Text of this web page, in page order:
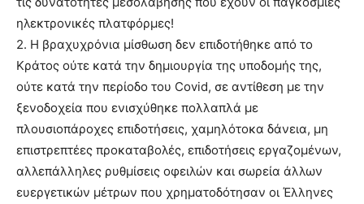
ηλεκτρονικές πλατφόρμες!
2. Η βραχυχρόνια μίσθωση δεν επιδοτήθηκε από το
Κράτος ούτε κατά την δημιουργία της υποδομής της,
ούτε κατά την περίοδο του Covid, σε αντίθεση με την
ξενοδοχεία που ενισχύθηκε πολλαπλά με
πλουσιοπάροχες επιδοτήσεις, χαμηλότοκα δάνεια, μη
επιστρεπτέες προκαταβολές, επιδοτήσεις εργαζομένων,
αλλεπάλληλες ρυθμίσεις οφειλών και σωρεία άλλων
ευεργετικών μέτρων που χρηματοδότησαν οι Έλληνες